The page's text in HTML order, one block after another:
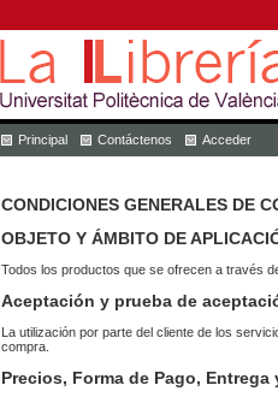
Principal Contáctenos Acceder
CONDICIONES GENERALES DE
OBJETO Y ÁMBITO DE
Todos los productos que se ofrecen a través
Aceptación y prueba de
La utilización por parte del cliente de los
compra.
Precios, Forma de Pago,